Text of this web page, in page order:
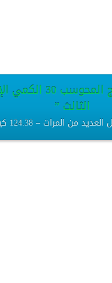
تنزيل “نموذج المحوسب
الثالث ”